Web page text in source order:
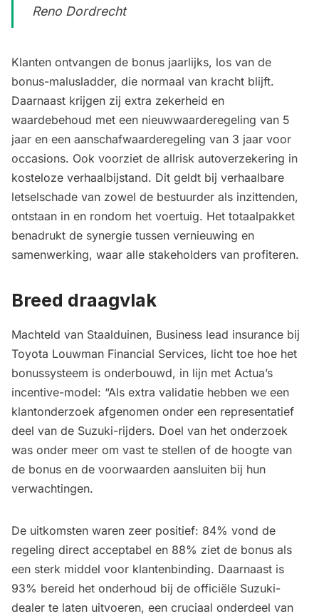
Reno Dordrecht
Klanten ontvangen de bonus jaarlijks, los van de
bonus-malusladder, die normaal van kracht blijft.
Daarnaast krijgen zij extra zekerheid en
waardebehoud met een nieuwwaarderegeling van 5
jaar en een aanschafwaarderegeling van 3 jaar voor
occasions. Ook voorziet de allrisk autoverzekering in
kosteloze verhaalbijstand. Dit geldt bij verhaalbare
letselschade van zowel de bestuurder als inzittenden,
ontstaan in en rondom het voertuig. Het totaalpakket
benadrukt de synergie tussen vernieuwing en
samenwerking, waar alle stakeholders van profiteren.
Breed draagvlak
Machteld van Staalduinen, Business lead insurance bij
Toyota Louwman Financial Services, licht toe hoe het
bonussysteem is onderbouwd, in lijn met Actua’s
incentive-model: “Als extra validatie hebben we een
klantonderzoek afgenomen onder een representatief
deel van de Suzuki-rijders. Doel van het onderzoek
was onder meer om vast te stellen of de hoogte van
de bonus en de voorwaarden aansluiten bij hun
verwachtingen.
De uitkomsten waren zeer positief: 84% vond de
regeling direct acceptabel en 88% ziet de bonus als
een sterk middel voor klantenbinding. Daarnaast is
93% bereid het onderhoud bij de officiële Suzuki-
dealer te laten uitvoeren, een cruciaal onderdeel van